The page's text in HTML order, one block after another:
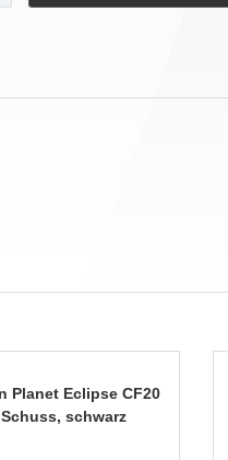
Planet Eclipse CF20
schwarz